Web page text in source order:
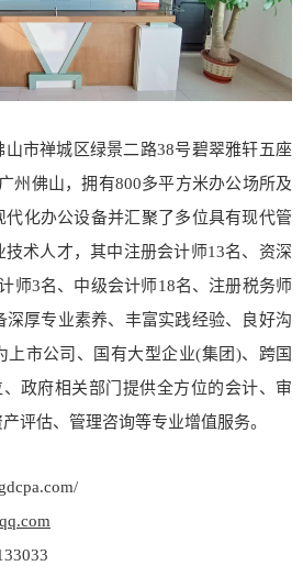
市禅城区绿景二路38号碧翠雅轩五座
州佛山，拥有800多平方米办公场所及
化办公设备并汇聚了多位具有现代管
术人才，其中注册会计师13名、资深
师3名、中级会计师18名、注册税务师
深厚专业素养、丰富实践经验、良好沟
上市公司、国有大型企业(集团)、跨国
政府相关部门提供全方位的会计、审
评估、管理咨询等专业增值服务。